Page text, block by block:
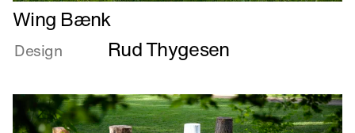
Læs
mere
om
Wing Bænk
Design Rud Thygesen